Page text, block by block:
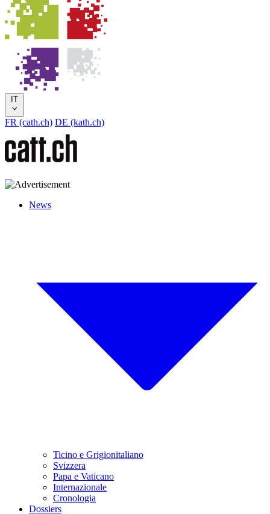
IT
FR (cath.ch) DE (kath.ch)
News
Ticino e Grigionitaliano
Svizzera
Papa e Vaticano
Internazionale
Cronologia
Dossiers